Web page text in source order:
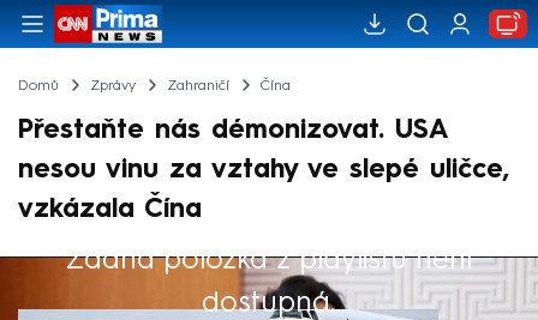
Domů Zprávy Zahraničí Čína
Přestaňte nás démonizovat. USA
nesou vinu za vztahy ve slepé uličce,
vzkázala Čína
Žádná položka z playlistu není
dostupná.
Výběr redakce